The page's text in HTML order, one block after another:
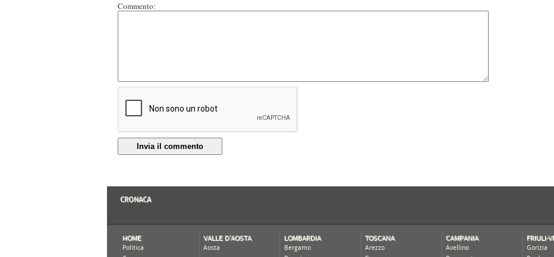
Commento:
Invia il commento